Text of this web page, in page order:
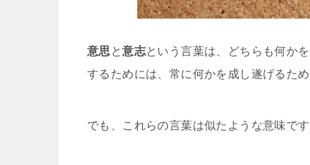
意思 と意志という言葉は、どちらも何か
するためには、常に何かを成し遂げるた
でも、これらの言葉は似たような意味で